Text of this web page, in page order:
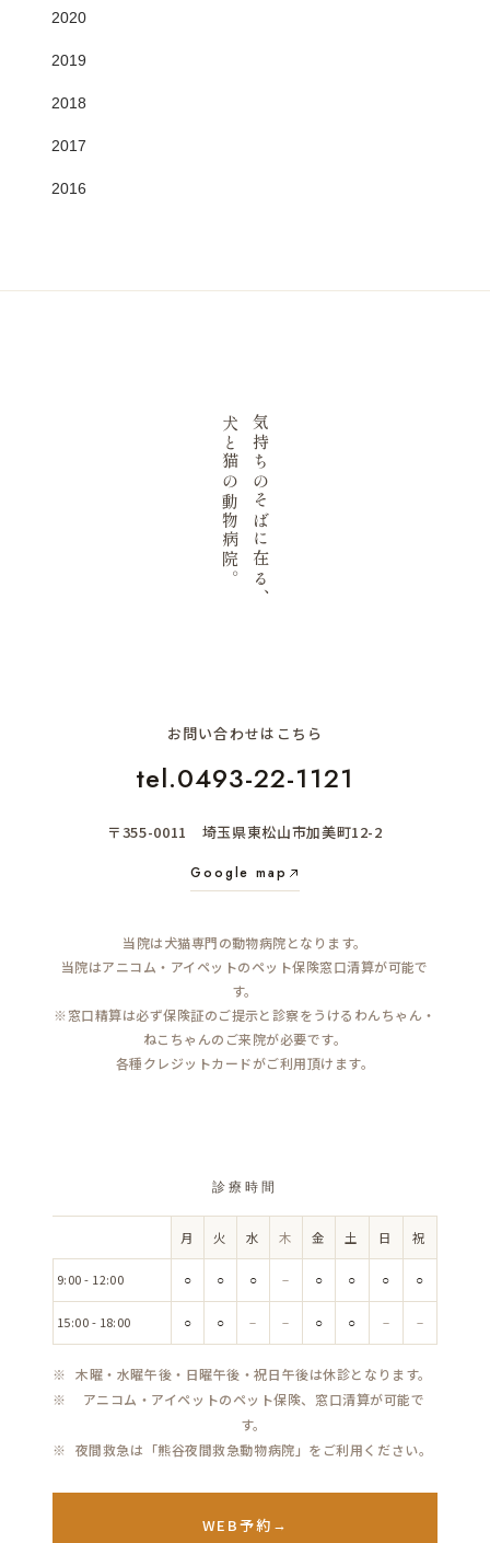
2020
2019
2018
2017
2016
気持ちのそばに在る、
犬と猫の動物病院。
お問い合わせはこちら
tel.0493-22-1121
〒355-0011 埼玉県東松山市加美町12-2
Google map
当院は犬猫専門の動物病院となります。
当院はアニコム・アイペットのペット保険窓口清算が可能で
す。
※窓口精算は必ず保険証のご提示と診察をうけるわんちゃん・
ねこちゃんのご来院が必要です。
各種クレジットカードがご利用頂けます。
診療時間
間
月 火 水 木 金 土 日 祝
9:00 - 12:00 ○ ○ ○ － ○ ○ ○ ○
15:00 - 18:00 ○ ○ － － ○ ○ － －
木曜・水曜午後・日曜午後・祝日午後は休診となります。
アニコム・アイペットのペット保険、窓口清算が可能で
す。
夜間救急は「熊谷夜間救急動物病院」をご利用ください。
WEB予約 →